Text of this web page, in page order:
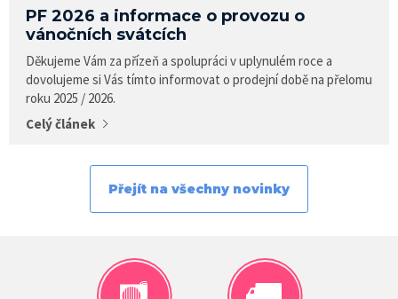
PF 2026 a informace o provozu o
vánočních svátcích
Děkujeme Vám za přízeň a spolupráci v uplynulém roce a
dovolujeme si Vás tímto informovat o prodejní době na přelomu
roku 2025 / 2026.
Celý článek
Přejít na všechny novinky